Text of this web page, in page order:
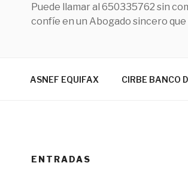
Puede llamar al 650335762 sin
confíe en un Abogado sincero
ASNEF EQUIFAX CIRBE BANCO
ENTRADAS